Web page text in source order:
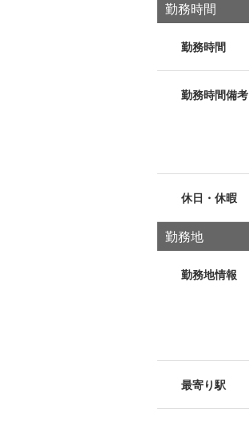
勤務時間
勤務時間
勤務時間備考
休日・休暇
勤務地
勤務地情報
最寄り駅